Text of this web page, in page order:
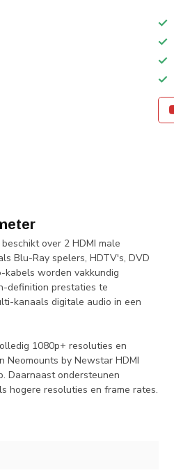
over 2 HDMI male
Blu-Ray spelers, HDTV's, DVD
kabels worden vakkundig
definition prestaties te
kanaals digitale audio in een
1080p+ resoluties en
Neomounts by Newstar HDMI
Daarnaast ondersteunen
hogere resoluties en frame rates.